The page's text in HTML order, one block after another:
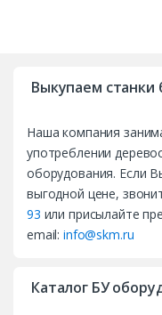
Выкупаем станки
Наша компания
употреблении
оборудования. Если
выгодной цене,
93 или присылайте
email:info@skm.ru
Каталог БУ